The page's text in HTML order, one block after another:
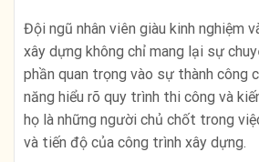
Đội ngũ nhân viên giàu kinh nghiệm
xây dựng không chỉ mang lại sự
phần quan trọng vào sự thành công
năng hiểu rõ quy trình thi công và
họ là những người chủ chốt trong
và tiến độ của công trình xây dựng.